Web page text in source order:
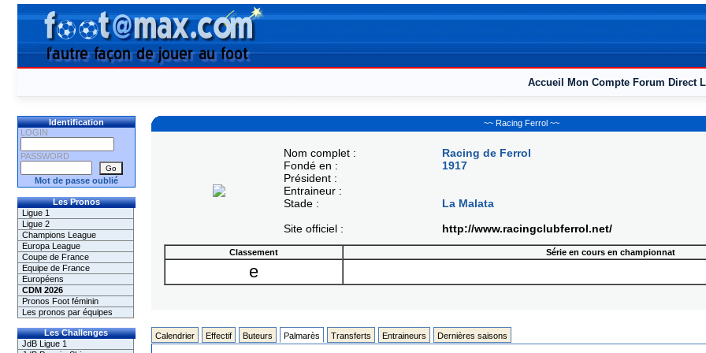
Accueil Mon Compte Forum Direct
Identification
LOGIN
PASSWORD
Mot de passe oublié
Les Pronos
Ligue 1
Ligue 2
Champions League
Europa League
Coupe de France
Equipe de France
Européens
CDM 2026
Pronos Foot féminin
Les pronos par équipes
Les Challenges
JdB Ligue 1
~~ Racing Ferrol ~~
Nom complet :
Fondé en :
Président :
Entraineur :
Stade :
Site officiel :
Racing de Ferrol
1917
La Malata
http://www.racingclubferrol.net/
Classement Série en cours en championnat
e
Calendrier Effectif Buteurs Palmarès Transferts Entraineurs Dernières saisons